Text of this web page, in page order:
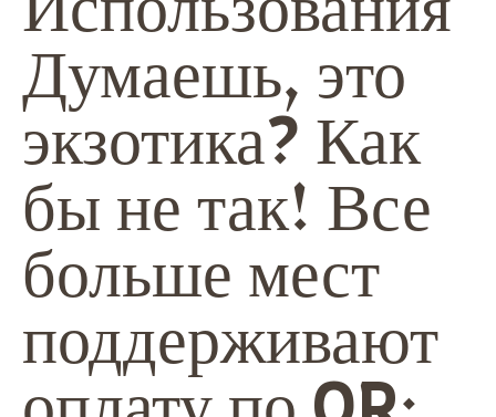
Думаешь, это
экзотика? Как
бы не так! Все
больше мест
поддерживают